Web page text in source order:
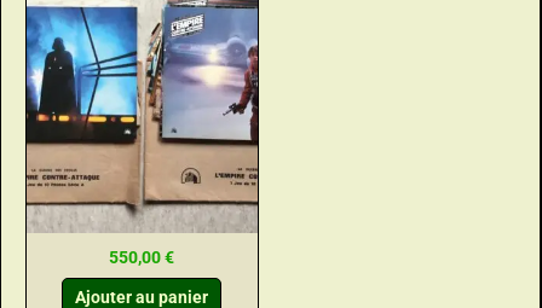
550,00€
Ajouter au panier